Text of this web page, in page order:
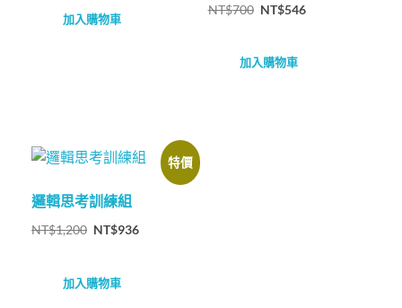
加入購物車
NT$700 NT$546
加入購物車
特價
邏輯思考訓練組
NT$1,200 NT$936
加入購物車